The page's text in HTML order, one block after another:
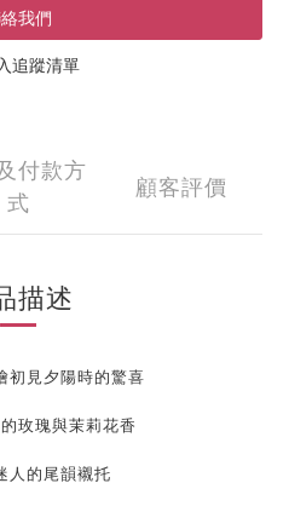
我們
追蹤清單
付款方
式
顧客評價
描述
初見夕陽時的驚喜
玫瑰與茉莉花香
人的尾韻襯托